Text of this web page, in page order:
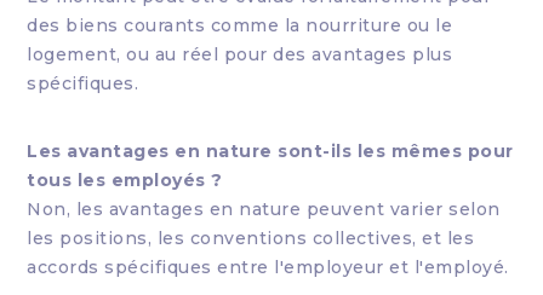
des biens courants comme la nourriture ou le
logement, ou au réel pour des avantages plus
spécifiques.
Les avantages en nature sont-ils les mêmes pour
tous les employés ?
Non, les avantages en nature peuvent varier selon
les positions, les conventions collectives, et les
accords spécifiques entre l'employeur et l'employé.